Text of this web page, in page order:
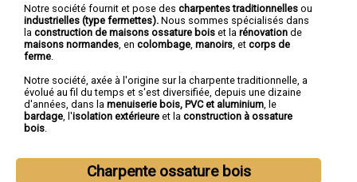
Notre société fournit et pose des charpentes traditionnelles ou
industrielles (type fermettes). Nous sommes spécialisés dans
la construction de maisons ossature bois et la rénovation de
maisons normandes , en colombage manoirs , et corps de
ferme
Notre société, axée à l'origine sur la charpente traditionnelle, a
évolué au fil du temps et s'est diversifiée, depuis une dizaine
d'années, dans la menuiserie bois, PVC et aluminium , le
bardage , l'isolation extérieure et la construction à ossature
bois
Charpente ossature bois